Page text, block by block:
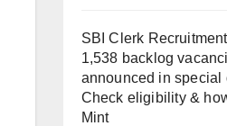
SBI Clerk
1,538 backlog
announced in special
Check eligibility &
Mint